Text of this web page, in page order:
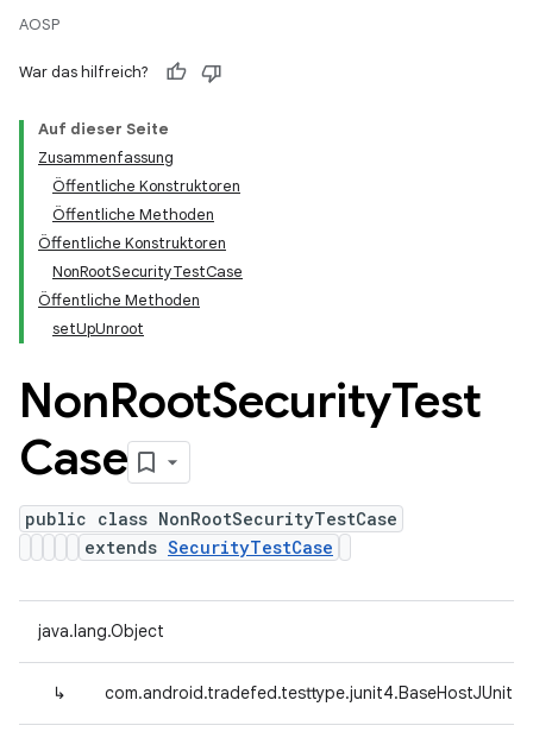
AOSP
War das hilfreich?
Auf dieser Seite
Zusammenfassung
Öffentliche Konstruktoren
Öffentliche Methoden
Öffentliche Konstruktoren
NonRootSecurityTestCase
Öffentliche Methoden
setUpUnroot
NonRootSecurityTest
Case
public class NonRootSecurityTestCase
extends SecurityTestCase
java.lang.Object
↳